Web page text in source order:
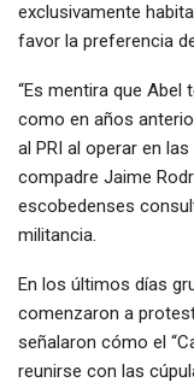
exclusivamente
favor la preferencia
“Es mentira que Abel
como en años
al PRI al operar en
compadre Jaime
escobedenses
militancia.
En los últimos días
comenzaron a
señalaron cómo el
reunirse con las